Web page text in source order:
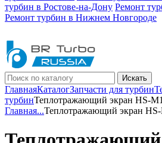
турбин в Ростове-на-Дону Ремонт
Ремонт турбин в Нижнем Новгороде
Искать
ГлавнаяКаталогЗапчасти для турбин
турбинТеплотражающий экран HS-
Главная...Теплотражающий экран